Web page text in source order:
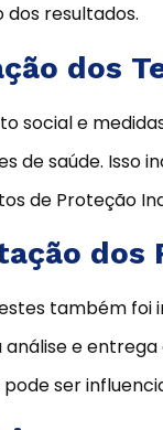
resultados.
dos
social e
de saúde. Isso
de Proteção
dos
também foi
e
ser